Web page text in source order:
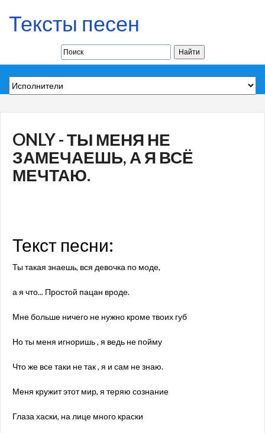
Тексты песен
ONLY - ТЫ МЕНЯ НЕ
ЗАМЕЧАЕШЬ, А Я ВСЁ
МЕЧТАЮ.
Текст песни:
Ты такая знаешь, вся девочка по моде,
а я что... Простой пацан вроде.
Мне больше ничего не нужно кроме твоих губ
Но ты меня игноришь , я ведь не пойму
Что же все таки не так , я и сам не знаю.
Меня кружит этот мир, я теряю сознание
Глаза хаски, на лице много краски